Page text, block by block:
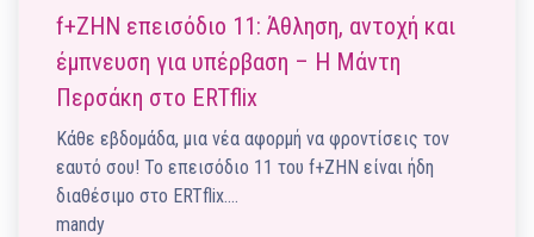
f+ΖΗΝ επεισόδιο 11: Άθληση, αντοχή και
έμπνευση για υπέρβαση – Η Μάντη
Περσάκη στο ERTflix
Κάθε εβδομάδα, μια νέα αφορμή να φροντίσεις τον
εαυτό σου! Το επεισόδιο 11 του f+ΖΗΝ είναι ήδη
διαθέσιμο στο ERTflix.…
mandy